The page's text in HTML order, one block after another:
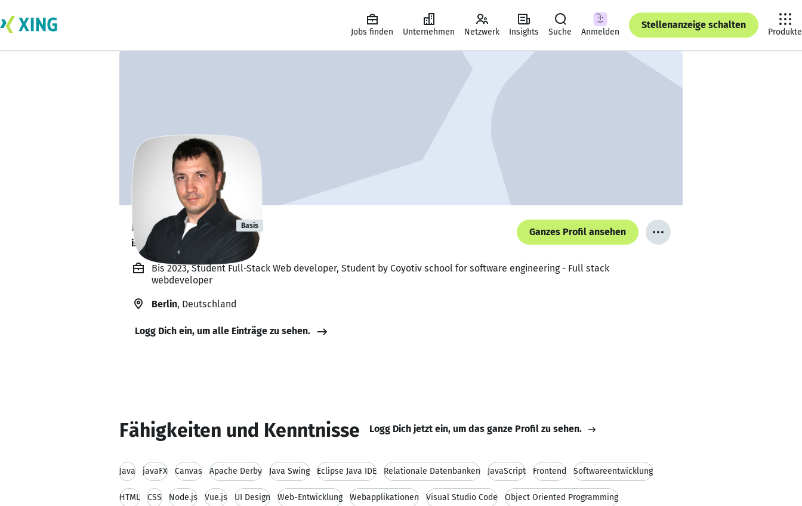
Jobs finden Unternehmen Netzwerk Insights Suche Anmelden
Stellenanzeige schalten
Produkte
Michel Kowal Basis
ist offen für Projekte. 🔎
Ganzes Profil ansehen
Bis 2023, Student Full-Stack Web developer, Student by Coyotiv school for software engineering - Full stack
webdeveloper
Berlin, Deutschland
Logg Dich ein, um alle Einträge zu sehen.
Fähigkeiten und Kenntnisse Logg Dich jetzt ein, um das ganze Profil zu sehen.
Java javaFX Canvas Apache Derby Java Swing Eclipse Java IDE Relationale Datenbanken JavaScript Frontend Softwareentwicklung
HTML CSS Node.js Vue.js UI Design Web-Entwicklung Webapplikationen Visual Studio Code Object Oriented Programming